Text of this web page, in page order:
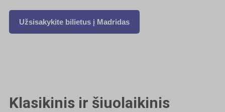
Užsisakykite bilietus į Madridas
Klasikinis ir šiuolaikinis